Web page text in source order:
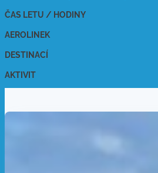
ČAS LETU / HODINY
AEROLINEK
DESTINACÍ
AKTIVIT